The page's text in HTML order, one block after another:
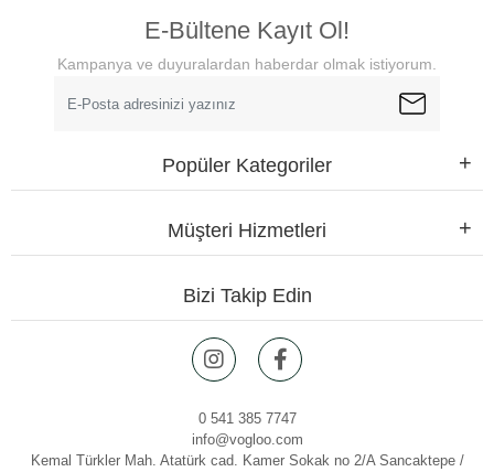
E-Bültene Kayıt Ol!
Kampanya ve duyuralardan haberdar olmak istiyorum.
Popüler Kategoriler
Müşteri Hizmetleri
Bizi Takip Edin
0 541 385 7747
info@vogloo.com
Kemal Türkler Mah. Atatürk cad. Kamer Sokak no 2/A Sancaktepe /